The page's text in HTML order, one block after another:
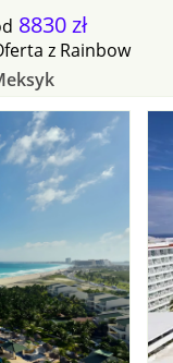
8830 zł
z Rainbow